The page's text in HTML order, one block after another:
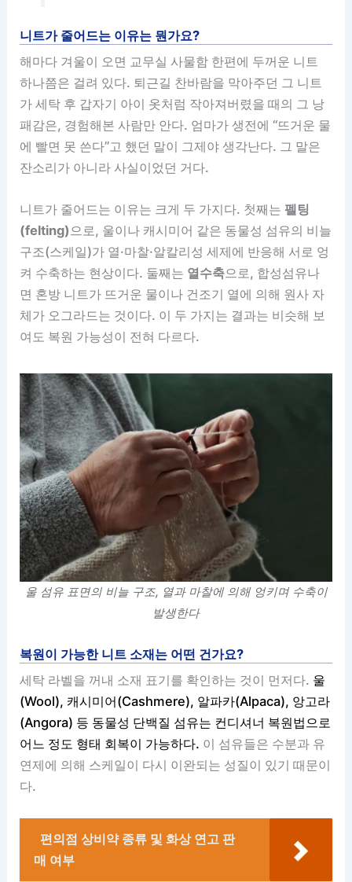
니트가 줄어드는 이유는 뭔가요?
해마다 겨울이 오면 교무실 사물함 한편에 두꺼운 니트
하나쯤은 걸려 있다. 퇴근길 찬바람을 막아주던 그 니트
가 세탁 후 갑자기 아이 옷처럼 작아져버렸을 때의 그 낭
패감은, 경험해본 사람만 안다. 엄마가 생전에 “뜨거운 물
에 빨면 못 쓴다”고 했던 말이 그제야 생각난다. 그 말은
잔소리가 아니라 사실이었던 거다.
니트가 줄어드는 이유는 크게 두 가지다. 첫째는 펠팅
(felting)으로, 울이나 캐시미어 같은 동물성 섬유의 비늘
구조(스케일)가 열·마찰·알칼리성 세제에 반응해 서로 엉
켜 수축하는 현상이다. 둘째는 열수축으로, 합성섬유나
면 혼방 니트가 뜨거운 물이나 건조기 열에 의해 원사 자
체가 오그라드는 것이다. 이 두 가지는 결과는 비슷해 보
여도 복원 가능성이 전혀 다르다.
울 섬유 표면의 비늘 구조, 열과 마찰에 의해 엉키며 수축이
발생한다
복원이 가능한 니트 소재는 어떤 건가요?
세탁 라벨을 꺼내 소재 표기를 확인하는 것이 먼저다. 울
(Wool), 캐시미어(Cashmere), 알파카(Alpaca), 앙고라
(Angora) 등 동물성 단백질 섬유는 컨디셔너 복원법으로
어느 정도 형태 회복이 가능하다. 이 섬유들은 수분과 유
연제에 의해 스케일이 다시 이완되는 성질이 있기 때문이
다.
편의점 상비약 종류 및 화상 연고 판
매 여부